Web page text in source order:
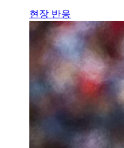
현장 반응